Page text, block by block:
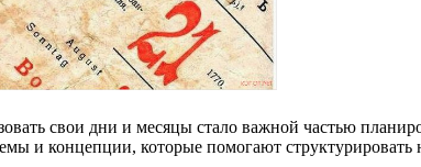
свои дни и месяцы стало важной частью
и концепции, которые помогают